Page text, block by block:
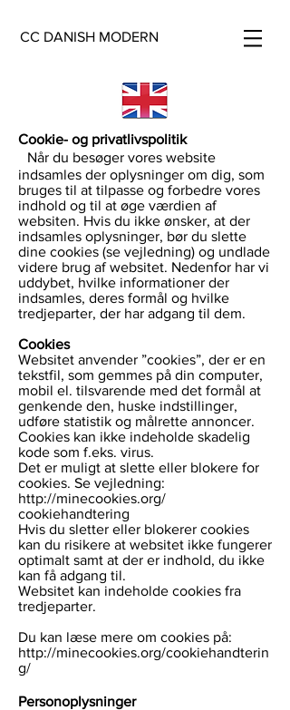
CC DANISH MODERN
Cookie- og privatlivspolitik
Når du besøger vores website
indsamles der oplysninger om dig, som
bruges til at tilpasse og forbedre vores
indhold og til at øge værdien af
websiten. Hvis du ikke ønsker, at der
indsamles oplysninger, bør du slette
dine cookies (se vejledning) og undlade
videre brug af websitet. Nedenfor har vi
uddybet, hvilke informationer der
indsamles, deres formål og hvilke
tredjeparter, der har adgang til dem.
Cookies
Websitet anvender ”cookies”, der er en
tekstfil, som gemmes på din computer,
mobil el. tilsvarende med det formål at
genkende den, huske indstillinger,
udføre statistik og målrette annoncer.
Cookies kan ikke indeholde skadelig
kode som f.eks. virus.
Det er muligt at slette eller blokere for
cookies. Se vejledning:
http://minecookies.org/
cookiehandtering
Hvis du sletter eller blokerer cookies
kan du risikere at websitet ikke fungerer
optimalt samt at der er indhold, du ikke
kan få adgang til.
Websitet kan indeholde cookies fra
tredjeparter.
Du kan læse mere om cookies på:
http://minecookies.org/cookiehandterin
g/
Personoplysninger